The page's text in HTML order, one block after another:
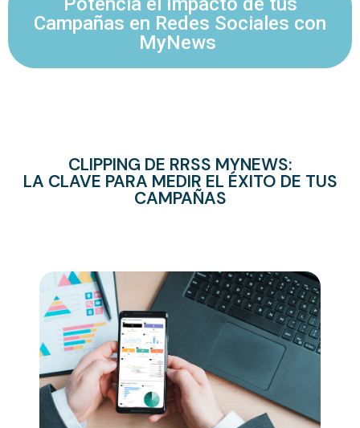
Campañas en Redes Sociales con
MyNews
CLIPPING DE RRSS MYNEWS:
LA CLAVE PARA MEDIR EL ÉXITO DE TUS
CAMPAÑAS